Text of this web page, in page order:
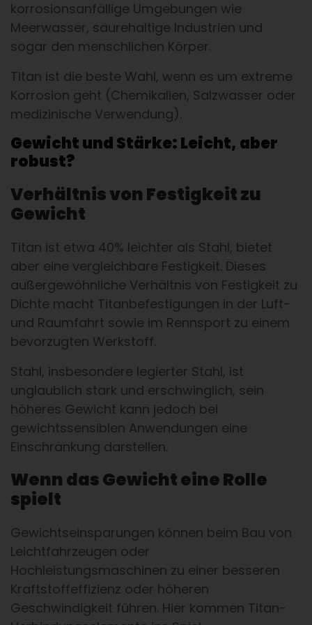
korrosionsanfällige Umgebungen wie
Meerwasser, säurehaltige Industrien und
sogar den menschlichen Körper.
Titan ist die beste Wahl, wenn es um extreme
Korrosion geht (Chemikalien, Salzwasser oder
medizinische Verwendung).
Gewicht und Stärke: Leicht, aber
robust?
Verhältnis von Festigkeit zu
Gewicht
Titan ist etwa 40% leichter als Stahl, bietet
aber eine vergleichbare Festigkeit. Dieses
außergewöhnliche Verhältnis von Festigkeit zu
Dichte macht Titanbefestigungen in der Luft-
und Raumfahrt sowie im Rennsport zu einem
bevorzugten Werkstoff.
Stahl, insbesondere legierter Stahl, ist
unglaublich stark und erschwinglich, sein
höheres Gewicht kann jedoch bei
gewichtssensiblen Anwendungen eine
Einschränkung darstellen.
Wenn das Gewicht eine Rolle
spielt
Gewichtseinsparungen können beim Bau von
Leichtfahrzeugen oder
Hochleistungsmaschinen zu einer besseren
Kraftstoffeffizienz oder höheren
Geschwindigkeit führen. Hier kommen Titan-